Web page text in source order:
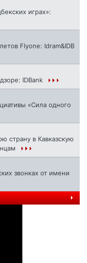
играх»:
Flyone: Idram&IDB
IDBank
«Сила одного
страну в Кавказскую
звонках от имени